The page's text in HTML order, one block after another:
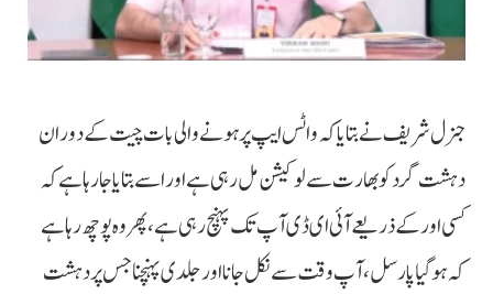
جنرل شریف نے بتایا کہ واٹس ایپ پر ہونے والی بات چیت کے دوران
دہشت گرد کو بھارت سے لوکیشن مل رہی ہے اور اسے بتایا جارہا ہے کہ
کسی اور کے ذریعے آئی ای ڈی آپ تک پہنچ رہی ہے، پھر وہ پوچھ رہا ہے
کہ ہوگیا پارسل، آپ وقت سے نکل جانا اور جلدی پہنچنا جس پر دہشت